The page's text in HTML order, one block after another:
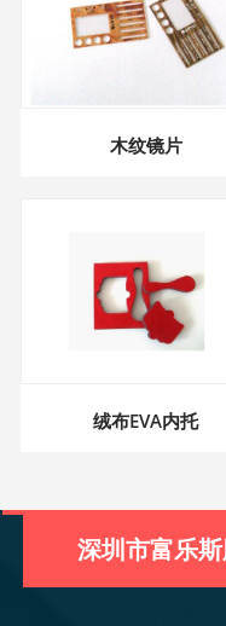
木纹镜片
绒布EVA内托
深圳市富乐